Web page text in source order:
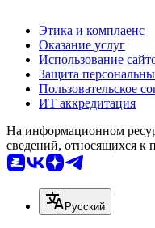
Этика и комплаенс
Оказание услуг
Использование
Защита
Пользовательское
ИТ аккредитация
На информационном
сведений, относящихся к
Русский